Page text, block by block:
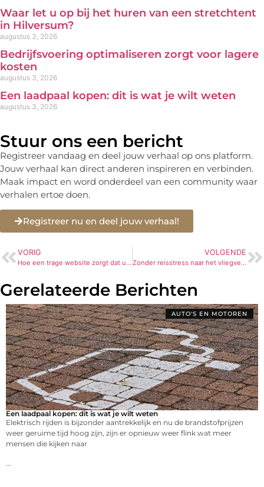
Waar let u op bij het huren van een stretchtent
in Hilversum?
augustus 3, 2026
Bedrijfsvoering optimaliseren zorgt voor lagere
kosten
augustus 3, 2026
Een laadpaal kopen: dit is wat je wilt weten
augustus 3, 2026
Stuur ons een bericht
Registreer vandaag en deel jouw verhaal op ons platform.
Jouw verhaal kan direct anderen inspireren en verbinden.
Maak impact en word onderdeel van een community waar
verhalen ertoe doen.
Registreer nu en deel jouw verhaal!
VORIG
Hoe een trage website zorgt dat u dagelijks potentiële klanten verliest
VOLGENDE
Zonder reisstress naar het vliegveld vanuit Veenendaal
Gerelateerde Berichten
AUTO'S EN MOTOREN
Een laadpaal kopen: dit is wat je wilt weten
Elektrisch rijden is bijzonder aantrekkelijk en nu de brandstofprijzen
weer geruime tijd hoog zijn, zijn er opnieuw weer flink wat meer
mensen die kijken naar